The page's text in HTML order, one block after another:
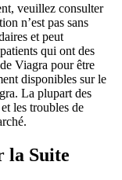
veuillez consulter
n’est pas sans
et peut
qui ont des
Viagra pour être
disponibles sur le
La plupart des
les troubles de
la Suite